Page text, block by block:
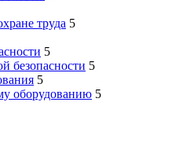
труда 5
5
безопасности 5
5
оборудованию 5